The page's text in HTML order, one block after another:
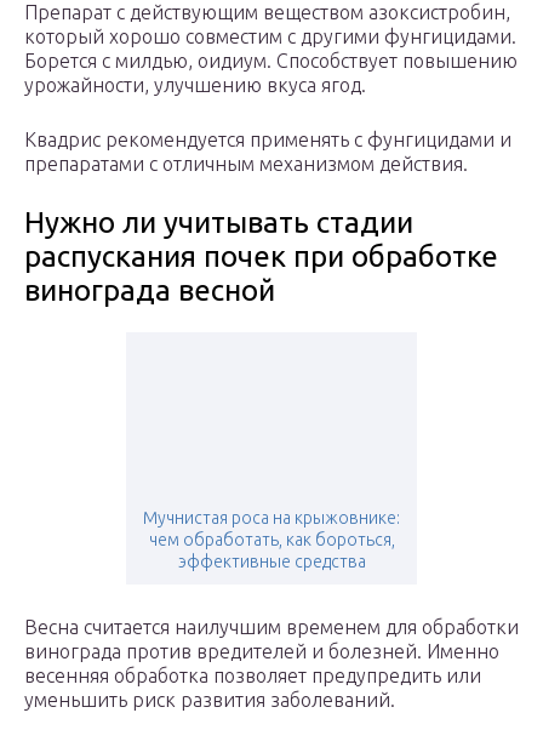
Препарат с действующим веществом азоксистробин,
который хорошо совместим с другими фунгицидами.
Борется с милдью, оидиум. Способствует повышению
урожайности, улучшению вкуса ягод.
Квадрис рекомендуется применять с фунгицидами и
препаратами с отличным механизмом действия.
Нужно ли учитывать стадии
распускания почек при обработке
винограда весной
Мучнистая роса на крыжовнике:
чем обработать, как бороться,
эффективные средства
Весна считается наилучшим временем для обработки
винограда против вредителей и болезней. Именно
весенняя обработка позволяет предупредить или
уменьшить риск развития заболеваний.